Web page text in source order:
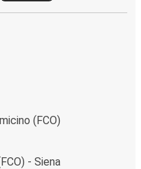
(FCO)
- Siena